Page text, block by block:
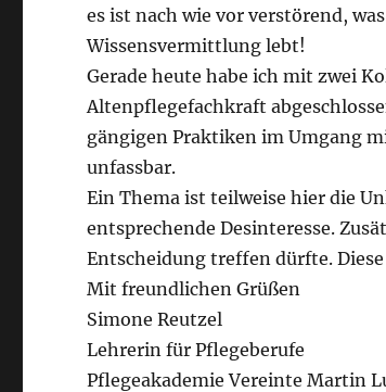
es ist nach wie vor verstörend,
Wissensvermittlung lebt!
Gerade heute habe ich mit zwei
Altenpflegefachkraft
gängigen Praktiken im Umgang
unfassbar.
Ein Thema ist teilweise hier die
entsprechende Desinteresse.
Entscheidung treffen dürfte.
Mit freundlichen Grüßen
Simone Reutzel
Lehrerin für Pflegeberufe
Pflegeakademie Vereinte Martin